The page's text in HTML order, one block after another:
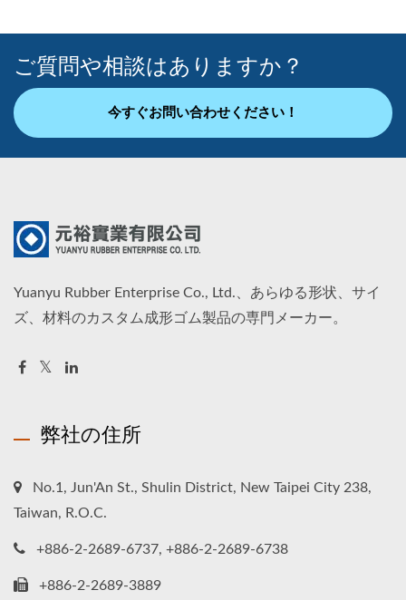
ご質問や相談はありますか？
今すぐお問い合わせください！
Yuanyu Rubber Enterprise Co., Ltd.、あらゆる形状、サイ
ズ、材料のカスタム成形ゴム製品の専門メーカー。
弊社の住所
No.1, Jun'An St., Shulin District, New Taipei City 238,
Taiwan, R.O.C.
+886-2-2689-6737, +886-2-2689-6738
+886-2-2689-3889